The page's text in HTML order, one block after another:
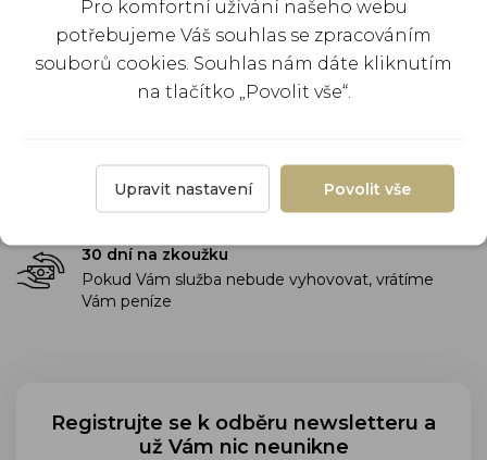
Pro každý vyráběný QR památník získáte dopravu
ZDARMA
Gravírujeme Vaše QR památníky do 24 hodin od
Kvalitní materiál
QR kódy jsou gravírované do speciální nerezové
oceli.
30 dní na zkoužku
Pokud Vám služba nebude vyhovovat, vrátíme
Vám peníze
Registrujte se k odběru newsletteru a
už Vám nic neunikne
Pro komfortní užívání našeho webu
potřebujeme Váš souhlas se zpracováním
souborů cookies. Souhlas nám dáte kliknutím
na tlačítko „Povolit vše“.
Povolit vše
Upravit nastavení